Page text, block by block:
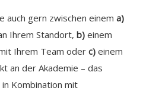
auch gern zwischen einem a)
Ihrem Standort, b) einem
Ihrem Team oder c) einem
an der Akademie – das
Kombination mit